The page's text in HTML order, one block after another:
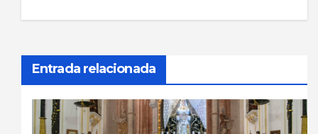
Entrada relacionada